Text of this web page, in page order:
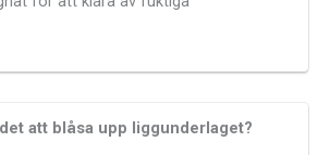
att blåsa upp liggunderlaget?